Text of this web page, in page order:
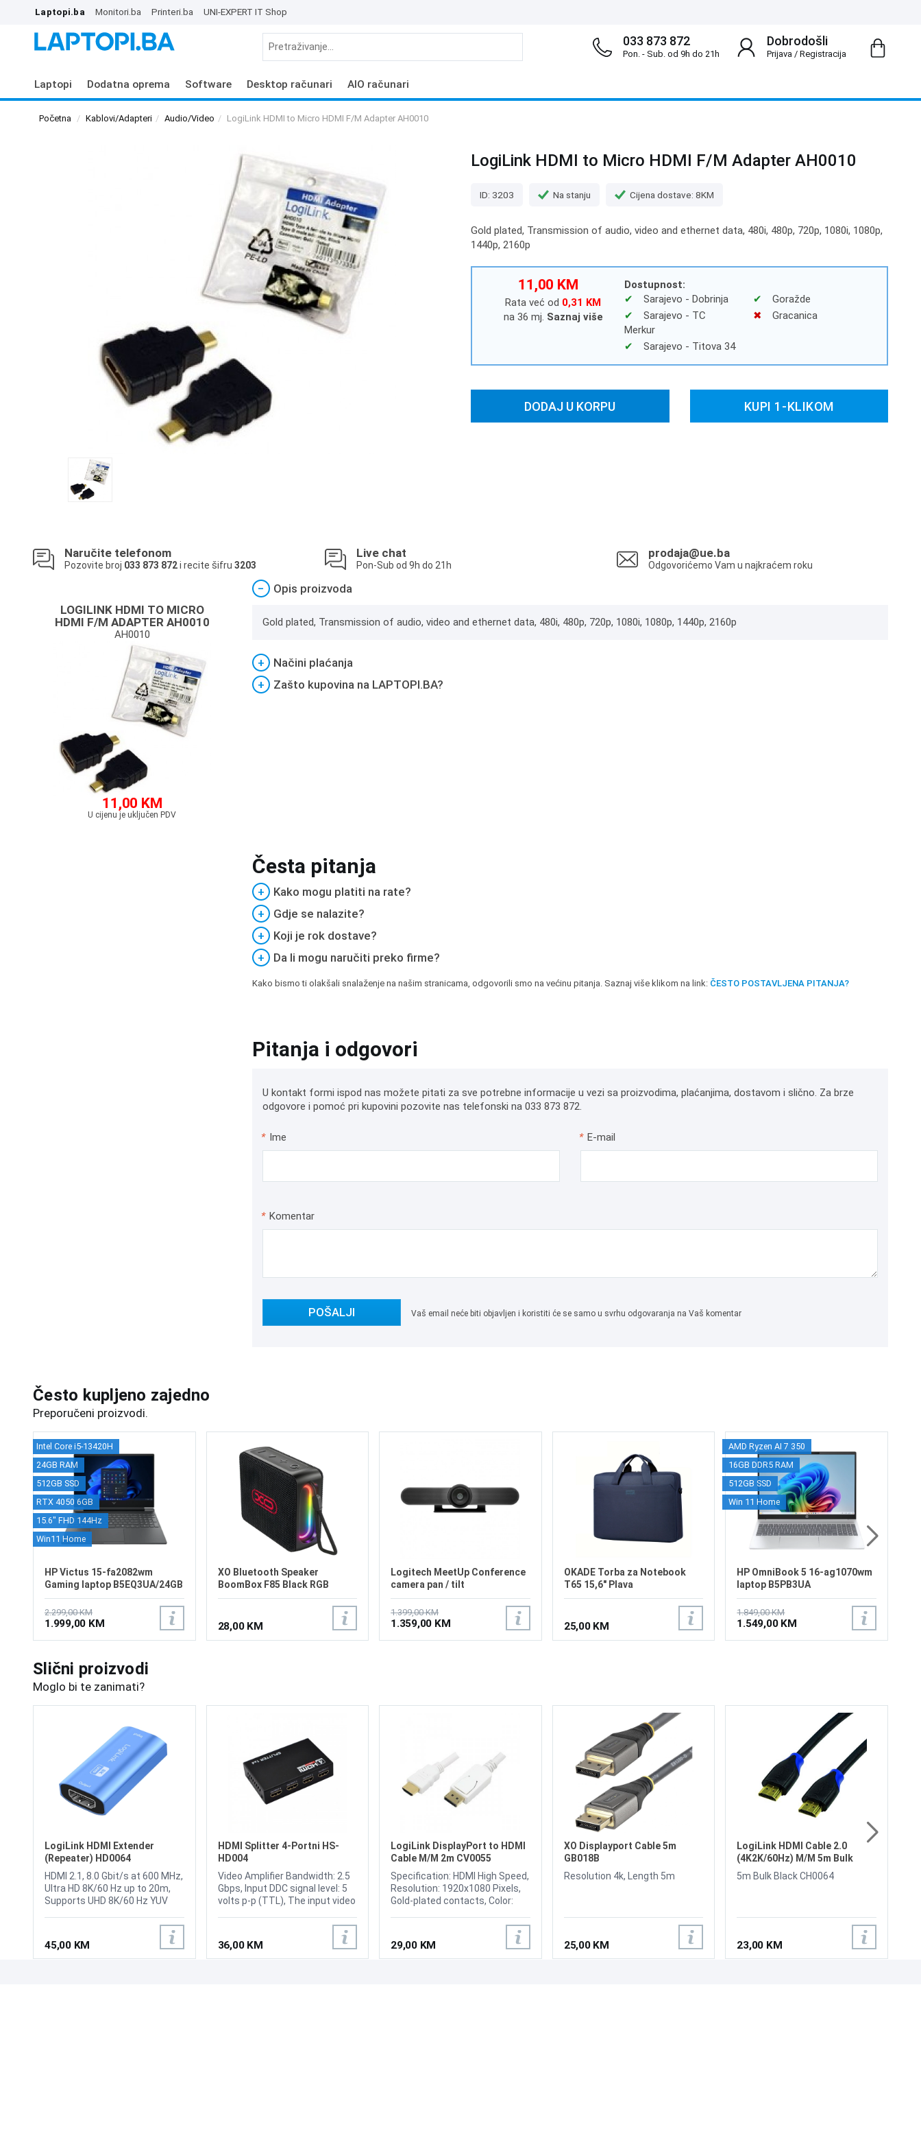
Laptopi.ba Monitori.ba Printeri.ba UNI-EXPERT IT Shop
Dobrodošli
Prijava/ Registracija
033 873 872
Pon. - Sub. od 9h do 21h
Laptopi Dodatna oprema Software Desktop računari AIO računari
Početna Kablovi/Adapteri Audio/Video LogiLink HDMI to Micro HDMI F/M Adapter AH0010
LogiLink HDMI to Micro HDMI F/M Adapter AH0010
ID: 3203 Na stanju Cijena dostave: 8KM
Gold plated, Transmission of audio, video and ethernet data, 480i, 480p, 720p, 1080i, 1080p,
1440p, 2160p
11,00 KM
Rata već od 0,31 KM
na 36 mj. Saznaj više
Dostupnost:
Sarajevo - Dobrinja
Sarajevo - TC
Merkur
Sarajevo - Titova 34
Goražde
Gracanica
DODAJ U KORPU KUPI 1-KLIKOM
Naručite telefonom
Pozovite broj 033 873 872i recite šifru 3203
Live chat
Pon-Sub od 9h do 21h
prodaja@ue.ba
Odgovorićemo Vam u najkraćem roku
LOGILINK HDMI TO MICRO
HDMI F/M ADAPTER AH0010
AH0010
11,00 KM
U cijenu je uključen PDV
− Opis proizvoda
Gold plated, Transmission of audio, video and ethernet data, 480i, 480p, 720p, 1080i, 1080p, 1440p, 2160p
+
Načini plaćanja
+
Zašto kupovina na LAPTOPI.BA?
Česta pitanja
+
Kako mogu platiti na rate?
+
Gdje se nalazite?
+
Koji je rok dostave?
+
Da li mogu naručiti preko firme?
Kako bismo ti olakšali snalaženje na našim stranicama, odgovorili smo na većinu pitanja. Saznaj više klikom na link: ČESTO POSTAVLJENA PITANJA?
Pitanja i odgovori
U kontakt formi ispod nas možete pitati za sve potrebne informacije u vezi sa proizvodima, plaćanjima, dostavom i slično. Za brze
odgovore i pomoć pri kupovini pozovite nas telefonski na 033 873 872.
* Ime * E-mail
* Komentar
POŠALJI Vaš email neće biti objavljen i koristiti će se samo u svrhu odgovaranja na Vaš komentar
Često kupljeno zajedno
Preporučeni proizvodi.
Intel Core i5-13420H
24GB RAM
512GB SSD
RTX 4050 6GB
15.6" FHD 144Hz
Win11 Home
HP Victus 15-fa2082wm
Gaming laptop B5EQ3UA/24GB
2.299,00 KM
1.999,00 KM
XO Bluetooth Speaker
BoomBox F85 Black RGB
28,00 KM
Logitech MeetUp Conference
camera pan / tilt
1.399,00 KM
1.359,00 KM
OKADE Torba za Notebook
T65 15,6" Plava
25,00 KM
AMD Ryzen AI 7 350
16GB DDR5 RAM
512GB SSD
Win 11 Home
HP OmniBook 5 16-ag1070wm
laptop B5PB3UA
1.849,00 KM
1.549,00 KM
Slični proizvodi
Moglo bi te zanimati?
LogiLink HDMI Extender
(Repeater) HD0064
HDMI 2.1, 8.0 Gbit/s at 600 MHz,
Ultra HD 8K/60 Hz up to 20m,
Supports UHD 8K/60 Hz YUV
Compliant with HDCP 2.3, DDC,
HDR, CEC, Plug-and-play – no
driver installation needed
45,00 KM
HDMI Splitter 4-Portni HS-
HD004
Video Amplifier Bandwidth: 2.5
Gbps, Input DDC signal level: 5
volts p-p (TTL), The input video
Output: DVI-I 25 pin female
(digital-only), Single connection
signal range: 1080p /
1920x1200, HDMI connector: A
36,00 KM
LogiLink DisplayPort to HDMI
Cable M/M 2m CV0055
Specification: HDMI High Speed,
Resolution: 1920x1080 Pixels,
Gold-plated contacts, Color:
29,00 KM
XO Displayport Cable 5m
GB018B
Resolution 4k, Length 5m
25,00 KM
LogiLink HDMI Cable 2.0
(4K2K/60Hz) M/M 5m Bulk
Black CH0064
5m Bulk Black CH0064
23,00 KM